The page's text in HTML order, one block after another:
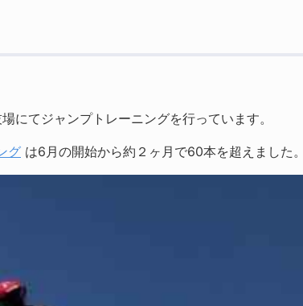
にてジャンプトレーニングを行っています。
グ は6月の開始から約２ヶ月で60本を超えました。